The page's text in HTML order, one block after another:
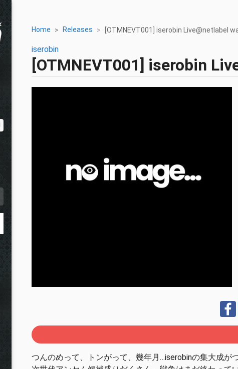
Home Releases [OTMNEVT001] iserobin Live@netlabel
iserobin
[OTMNEVT001] iserobin
つんのめって、トンがって、幾年月…iserobinの集大成が